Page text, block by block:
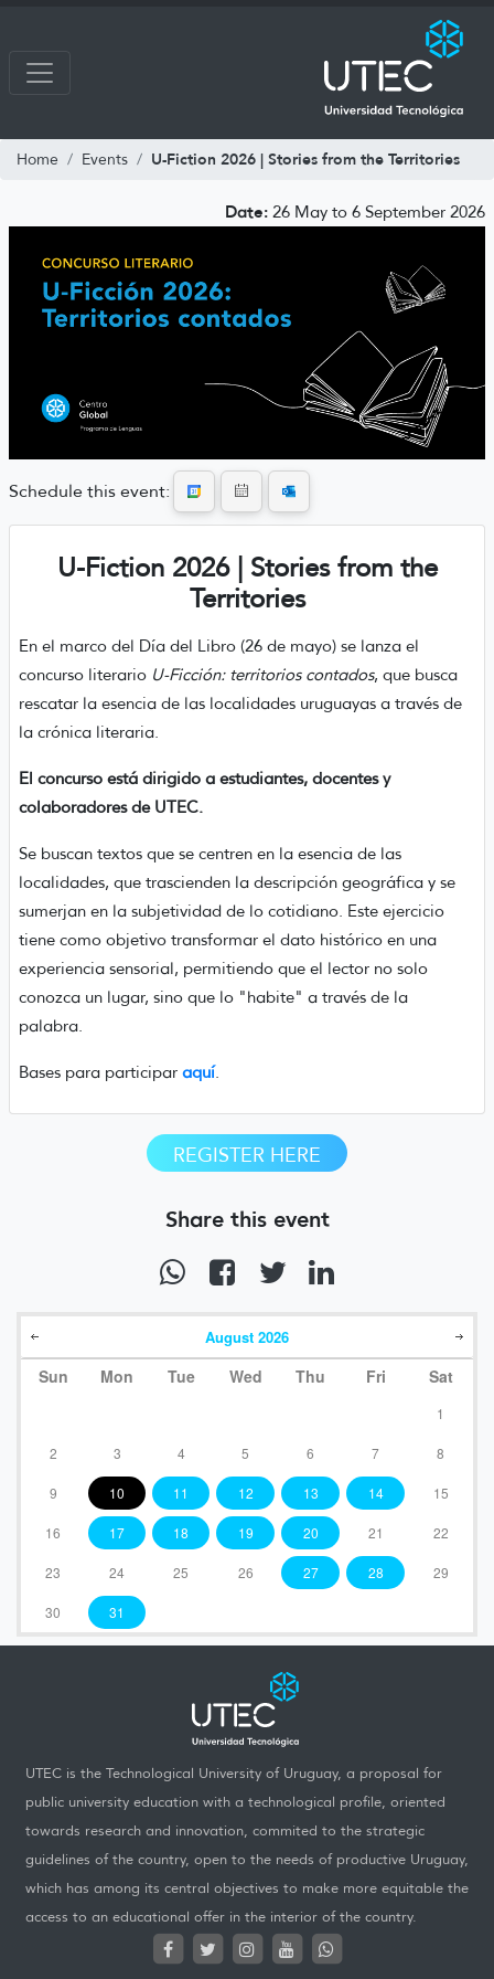
Home Events U-Fiction 2026 | Stories from the Territories
August 2026
Sun Mon Tue Wed Thu Fri Sat
1
2 3 4 5 6 7 8
9 10 11 12 13 14 15
16 17 18 19 20 21 22
23 24 25 26 27 28 29
30 31
Date: 26 May to 6 September 2026
Schedule this event:
U-Fiction 2026 | Stories from the
Territories
En el marco del Día del Libro (26 de mayo) se lanza el
concurso literario U-Ficción: territorios contados, que busca
rescatar la esencia de las localidades uruguayas a través de
la crónica literaria.
El concurso está dirigido a estudiantes, docentes y
colaboradores de UTEC.
Se buscan textos que se centren en la esencia de las
localidades, que trascienden la descripción geográfica y se
sumerjan en la subjetividad de lo cotidiano. Este ejercicio
tiene como objetivo transformar el dato histórico en una
experiencia sensorial, permitiendo que el lector no solo
conozca un lugar, sino que lo "habite" a través de la
palabra.
Bases para participar aquí.
REGISTER HERE
Share this event
UTEC is the Technological University of Uruguay, a proposal for
public university education with a technological profile, oriented
towards research and innovation, commited to the strategic
guidelines of the country, open to the needs of productive Uruguay,
which has among its central objectives to make more equitable the
access to an educational offer in the interior of the country.